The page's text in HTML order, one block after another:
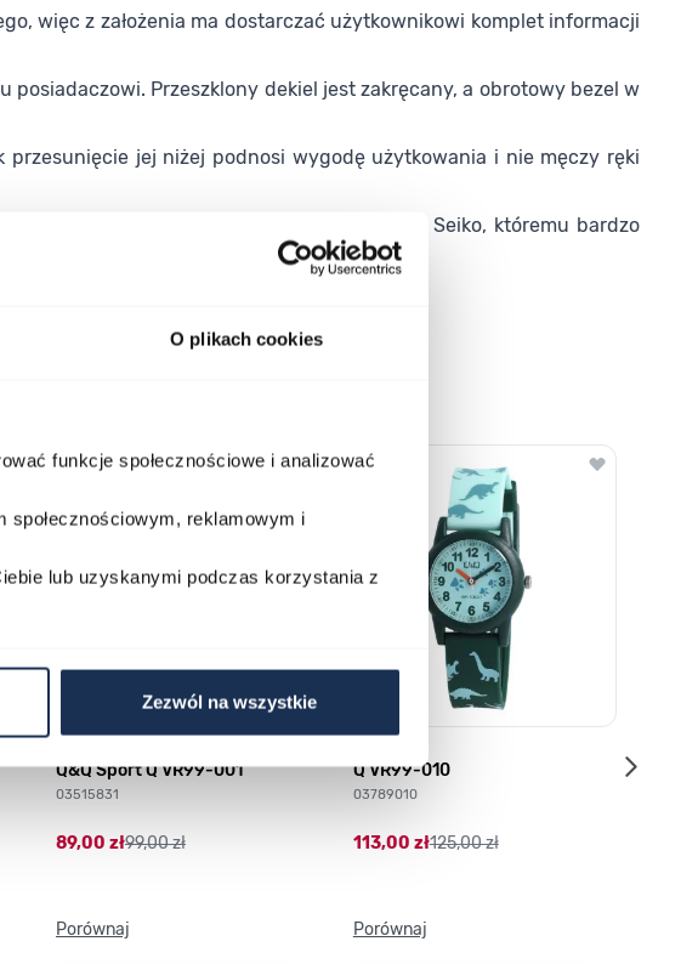
O plikach cookies
funkcje społecznościowe i analizować
reklamowym i
lub uzyskanymi podczas korzystania z
Zezwól na wszystkie
więc z założenia ma dostarczać użytkownikowi komplet informacji
Przeszklony dekiel jest zakręcany, a obrotowy bezel w
jej niżej podnosi wygodę użytkowania i nie męczy ręki
Jest to autorskie rozwiązanie marki Seiko, któremu bardzo
bezpośrednio do nawigacji karuzeli za pomocą linka pomijającego.
Q&Q Sport Q VR99-001
03515831
89,00 zł99,00 zł
Porównaj
Q VR99-010
03789010
113,00 zł125,00 zł
Porównaj